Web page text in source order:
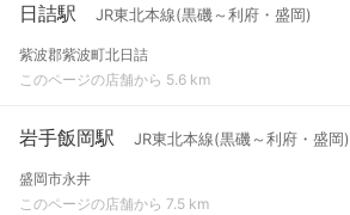
日詰駅 JR東北本線(黒磯～利府・盛岡)
紫波郡紫波町北日詰
このページの店舗から 5.6 km
岩手飯岡駅 JR東北本線(黒磯～利府・盛岡)
盛岡市永井
このページの店舗から 7.5 km